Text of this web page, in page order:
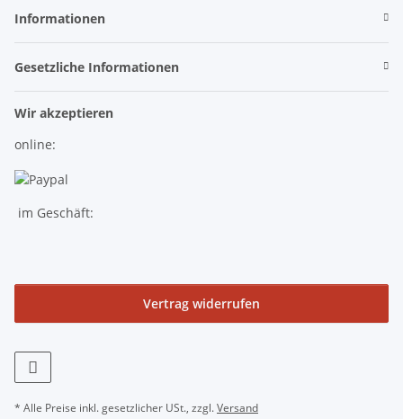
Informationen
Gesetzliche Informationen
Wir akzeptieren
online:
im Geschäft:
Vertrag widerrufen
* Alle Preise inkl. gesetzlicher USt., zzgl.Versand